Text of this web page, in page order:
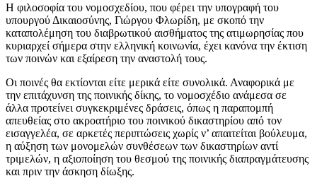
Η φιλοσοφία του νομοσχεδίου, που φέρει την υπογραφή του
υπουργού Δικαιοσύνης, Γιώργου Φλωρίδη, με σκοπό την
καταπολέμηση του διαβρωτικού αισθήματος της ατιμωρησίας που
κυριαρχεί σήμερα στην ελληνική κοινωνία, έχει κανόνα την έκτιση
των ποινών και εξαίρεση την αναστολή τους.
Οι ποινές θα εκτίονται είτε μερικά είτε συνολικά. Αναφορικά με
την επιτάχυνση της ποινικής δίκης, το νομοσχέδιο ανάμεσα σε
άλλα προτείνει συγκεκριμένες δράσεις, όπως η παραπομπή
απευθείας στο ακροατήριο του ποινικού δικαστηρίου από τον
εισαγγελέα, σε αρκετές περιπτώσεις χωρίς ν’ απαιτείται βούλευμα,
η αύξηση των μονομελών συνθέσεων των δικαστηρίων αντί
τριμελών, η αξιοποίηση του θεσμού της ποινικής διαπραγμάτευσης
και πριν την άσκηση δίωξης.